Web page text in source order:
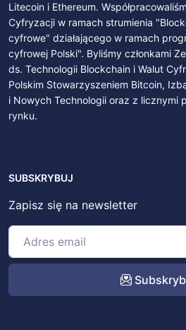
Litecoin i Ethereum.
Cyfryzacji w ramach strumienia
cyfrowe" działającego w ramach
cyfrowej Polski". Byliśmy członkami
ds. Technologii Blockchain i Walut
Polskim Stowarzyszeniem Bitcoin,
i Nowych Technologii oraz z licznymi
rynku.
SUBSKRYBUJ
Zapisz się na newsletter